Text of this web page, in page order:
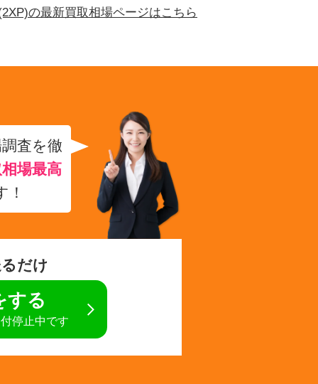
の最新買取相場ページはこちら
査を徹
場最高
！
だけ
する
停止中です